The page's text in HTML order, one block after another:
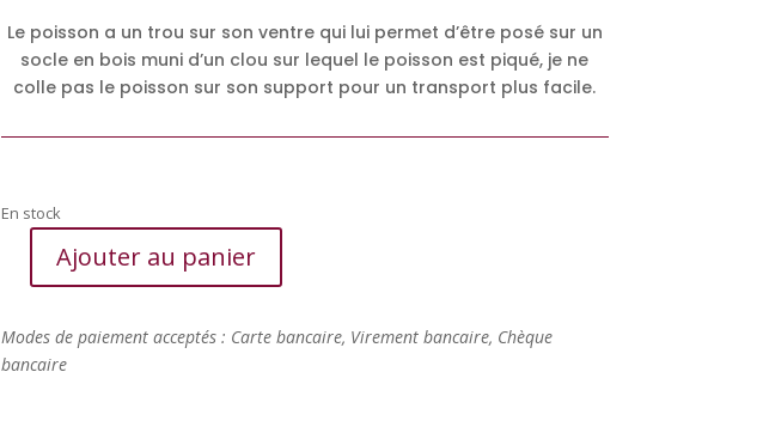
Le poisson a un trou sur son ventre qui lui permet d’être posé sur un
socle en bois muni d’un clou sur lequel le poisson est piqué, je ne
colle pas le poisson sur son support pour un transport plus facile.
En stock
quantité
en
céramique
Ajouter au panier
Modes de paiement acceptés : Carte bancaire, Virement bancaire, Chèque
bancaire